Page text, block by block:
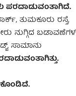
ಪರದಾಡುವಂತಾಗಿದೆ.
ತುಮಕೂರು ರಸ್ತೆ,
ನುಗ್ಗಿದ ಬಡಾವಣೆಗಳ
ಸಾಮಾನು